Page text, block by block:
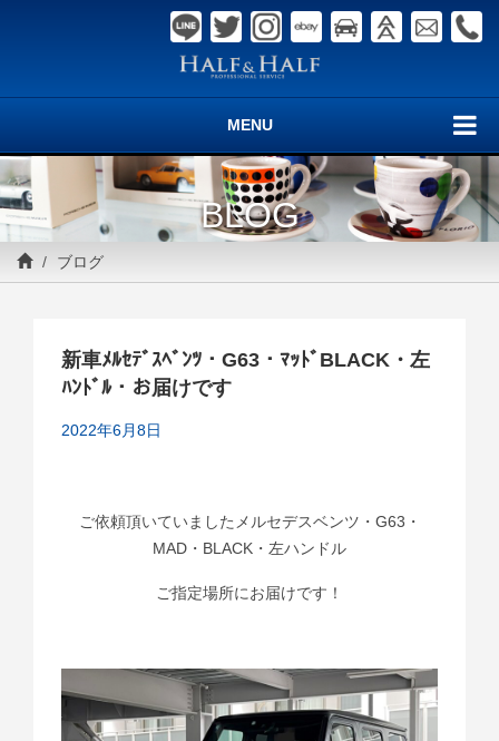
MENU
BLOG
ブログ
新車ﾒﾙｾﾃﾞｽﾍﾞﾝﾂ・G63・ﾏｯﾄﾞBLACK・左
ﾊﾝﾄﾞﾙ・お届けです
2022年6月8日
ご依頼頂いていましたメルセデスベンツ・G63・
MAD・BLACK・左ハンドル
ご指定場所にお届けです！